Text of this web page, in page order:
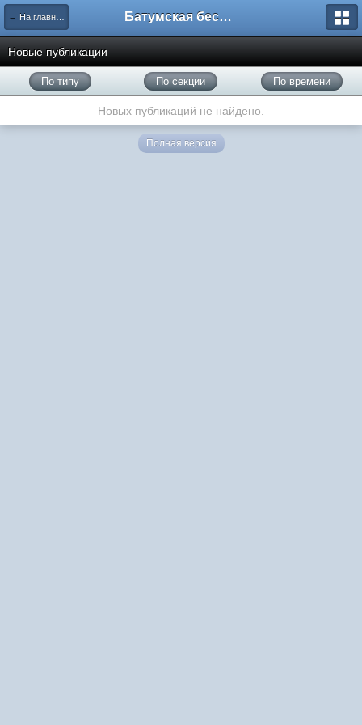
← На главную Батумская беседка
Новые публикации
По типу По секции По времени
Новых публикаций не найдено.
Полная версия